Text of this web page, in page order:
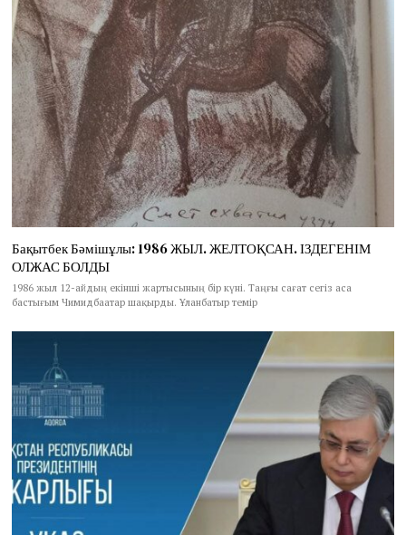
Бақытбек Бәмішұлы: 1986 ЖЫЛ. ЖЕЛТОҚСАН. ІЗДЕГЕНІМ
ОЛЖАС БОЛДЫ
1986 жыл 12-айдың екінші жартысының бір күні. Таңғы сағат сегіз аса
бастығым Чимидбаатар шақырды. Ұланбатыр темір